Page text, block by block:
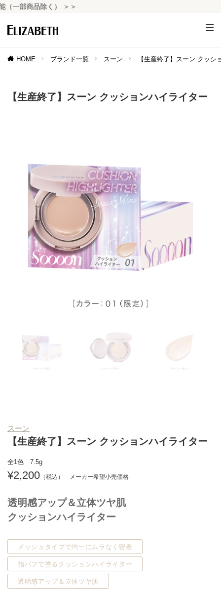
一部商品除く） ＞＞
HOME ブランド一覧 スーン 【生産終了】スーン クッシ
【生産終了】スーン クッションハイライター
スーン
【生産終了】スーン クッションハイライター
全1色 7.5g
2,200
透明感アップ＆立体ツヤ肌
クッションハイライター
メッシュタイプで均一にムラなく密着
指パフで塗るクッションハイライター
透明感アップ＆立体ツヤ肌